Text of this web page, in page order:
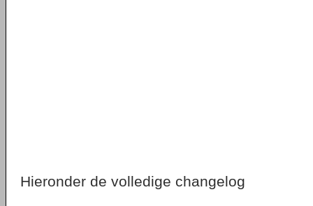
Hieronder de volledige changelog